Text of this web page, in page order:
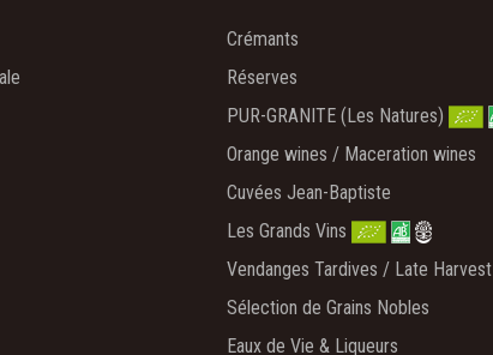
Crémants
Réserves
PUR-GRANITE (Les Natures)
Orange wines / Maceration wines
Cuvées Jean-Baptiste
Les Grands Vins
Vendanges Tardives / Late Harvest
Sélection de Grains Nobles
Eaux de Vie & Liqueurs